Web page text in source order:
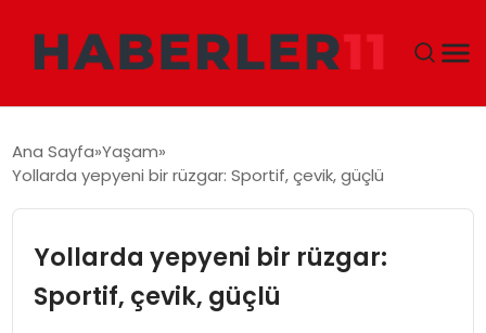
EKONOMI
SIYASET
Ana Sayfa Yaşam
Yollarda yepyeni bir rüzgar: Sportif, çevik, güçlü
Yollarda yepyeni bir rüzgar:
Sportif, çevik, güçlü